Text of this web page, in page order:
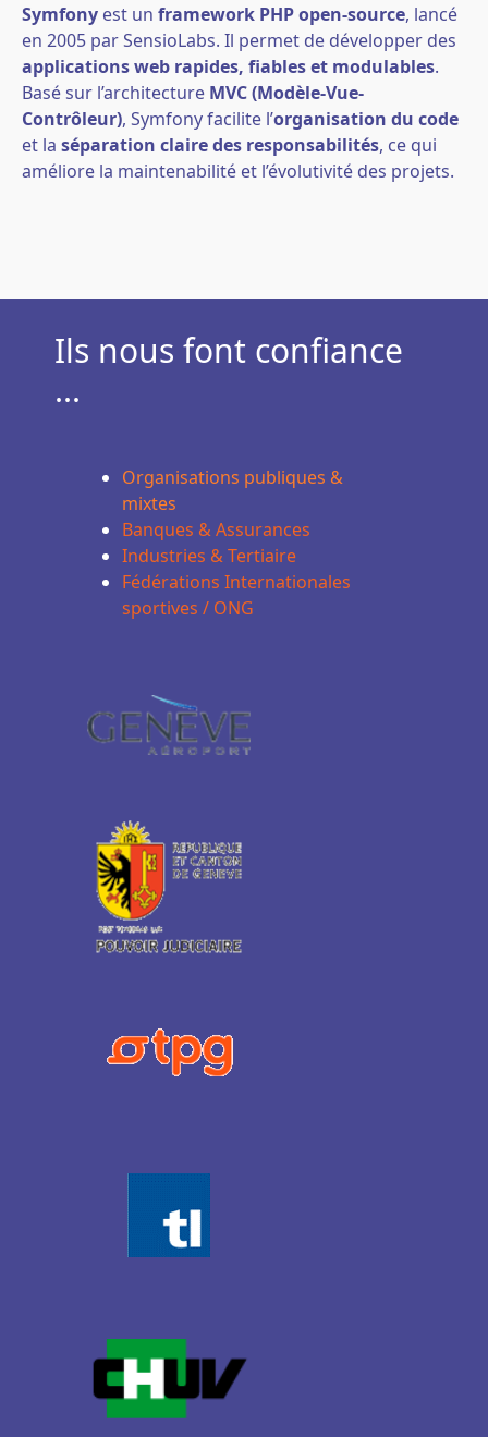
Symfony est un framework PHP open-source, lancé
en 2005 par SensioLabs. Il permet de développer des
applications web rapides, fiables et modulables.
Basé sur l’architecture MVC (Modèle-Vue-
Contrôleur), Symfony facilite l’organisation du code
et la séparation claire des responsabilités, ce qui
améliore la maintenabilité et l’évolutivité des projets.
Ils nous font confiance
...
Organisations publiques &
mixtes
Banques & Assurances
Industries & Tertiaire
Fédérations Internationales
sportives / ONG